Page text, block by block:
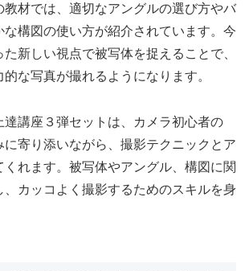
教材では、適切なアングルの選び方やバ
な構図の使い方が紹介されています。今
新しい視点で被写体を捉えることで、
な写真が撮れるようになります。
達講座３弾セットは、カメラ初心者の
に寄り添いながら、撮影テクニックとア
くれます。被写体やアングル、構図に関
、カッコよく撮影するためのスキルを身